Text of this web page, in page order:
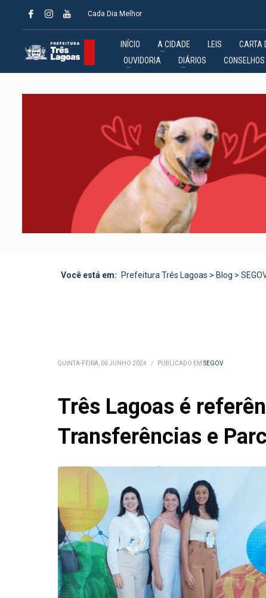
Cada Dia Melhor
INÍCIO A CIDADE LEIS CARTA
OUVIDORIA
DIÁRIOS CONSELHOS
Você está em: Prefeitura Três Lagoas > Blog >
QUINTA-FEIRA, 06 JUNHO 2024 / PUBLICADO EM SEGOV
Três Lagoas é
Transferências e